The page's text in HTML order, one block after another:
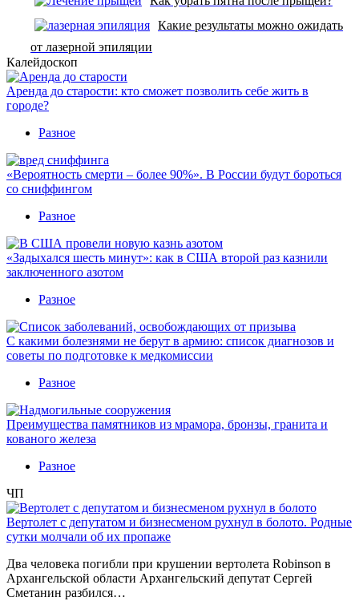
Какие результаты можно ожидать
от лазерной эпиляции
Калейдоскоп
Аренда до старости: кто сможет позволить себе жить в
городе?
Разное
«Вероятность смерти – более 90%». В России будут бороться
со сниффингом
Разное
«Задыхался шесть минут»: как в США второй раз казнили
заключенного азотом
Разное
С какими болезнями не берут в армию: список диагнозов и
советы по подготовке к медкомиссии
Разное
Преимущества памятников из мрамора, бронзы, гранита и
кованого железа
Разное
ЧП
Вертолет с депутатом и бизнесменом рухнул в болото. Родные
сутки молчали об их пропаже
Два человека погибли при крушении вертолета Robinson в
Архангельской области Архангельский депутат Сергей
Сметанин разбился…